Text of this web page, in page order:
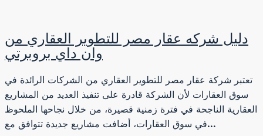
دليل شركه عقار مصر للتطوير العقاري من
وان داي بروبرتي
تعتبر شركة عقار مصر للتطوير العقاري من الشركات الرائدة في
سوق العقارات لأن الشركة قادرة على تنفيذ العديد من المشاريع
العقارية الناجحة في فترة زمنية قصيرة، من خلال نجاحها الملحوظ
في سوق العقارات، أضافت مشاريع جديدة تتوافق مع...